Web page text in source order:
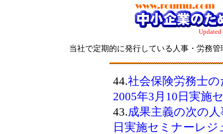
当社で定期的に発行している人事・労務管
44.社会保険労務士
2005年3月10日実施
43.成果主義の次の
日実施セミナーレジ